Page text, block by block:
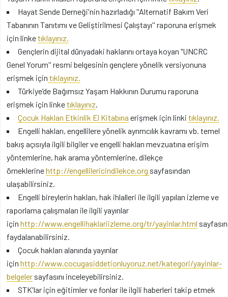
Hayat Sende Derneği'nin hazırladığı ''Alternatif Bakım Veri
Tabanının Tanıtımı ve Geliştirilmesi Çalıştayı'' raporuna erişmek
için linketıklayınız.
Gençlerin dijital dünyadaki haklarını ortaya koyan "UNCRC
Genel Yorum'' resmi belgesinin gençlere yönelik versiyonuna
erişmek için tıklayınız.
Türkiye’de Bağımsız Yaşam Hakkının Durumu raporuna
erişmek için linketıklayınız.
Çocuk Hakları Etkinlik El Kitabına erişmek için linki tıklayınız.
Engelli hakları, engellilere yönelik ayrımcılık kavramı vb. temel
bakış açısıyla ilgili bilgiler ve engelli hakları mevzuatına erişim
yöntemlerine, hak arama yöntemlerine, dilekçe
örneklerinehttp://engellilericindilekce.org sayfasından
ulaşabilirsiniz.
Engelli bireylerin hakları, hak ihlalleri ile ilgili yapılan izleme ve
raporlama çalışmaları ile ilgili yayınlar
için http://www.engellihaklariizleme.org/tr/yayinlar.html
faydalanabilirsiniz.
Çocuk hakları alanında yayınlar
için http://www.cocugasiddetionluyoruz.net/kategori/yayinlar-
belgeler sayfasını inceleyebilirsiniz.
STK'lar için eğitimler ve fonlar ile ilgili haberleri takip etmek